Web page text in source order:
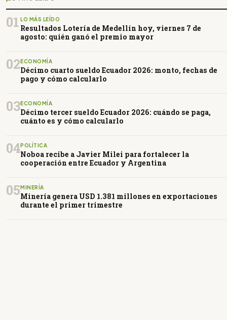
01 LO MÁS LEÍDO
Resultados Lotería de Medellín hoy, viernes 7 de
agosto: quién ganó el premio mayor
02ECONOMÍA
Décimo cuarto sueldo Ecuador 2026: monto, fechas de
pago y cómo calcularlo
03ECONOMÍA
Décimo tercer sueldo Ecuador 2026: cuándo se paga,
cuánto es y cómo calcularlo
04POLÍTICA
Noboa recibe a Javier Milei para fortalecer la
cooperación entre Ecuador y Argentina
05MINERÍA
Minería genera USD 1.381 millones en exportaciones
durante el primer trimestre